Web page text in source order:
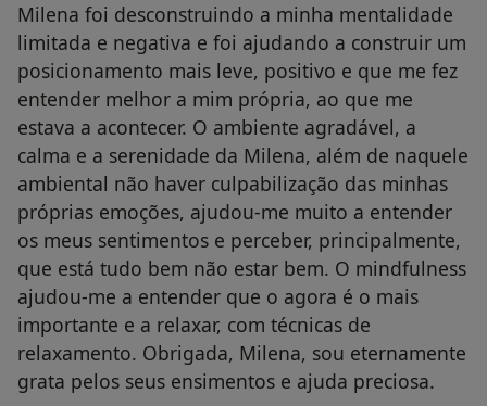
Milena foi desconstruindo a minha mentalidade
limitada e negativa e foi ajudando a construir um
posicionamento mais leve, positivo e que me fez
entender melhor a mim própria, ao que me
estava a acontecer. O ambiente agradável, a
calma e a serenidade da Milena, além de naquele
ambiental não haver culpabilização das minhas
próprias emoções, ajudou-me muito a entender
os meus sentimentos e perceber, principalmente,
que está tudo bem não estar bem. O mindfulness
ajudou-me a entender que o agora é o mais
importante e a relaxar, com técnicas de
relaxamento. Obrigada, Milena, sou eternamente
grata pelos seus ensimentos e ajuda preciosa.